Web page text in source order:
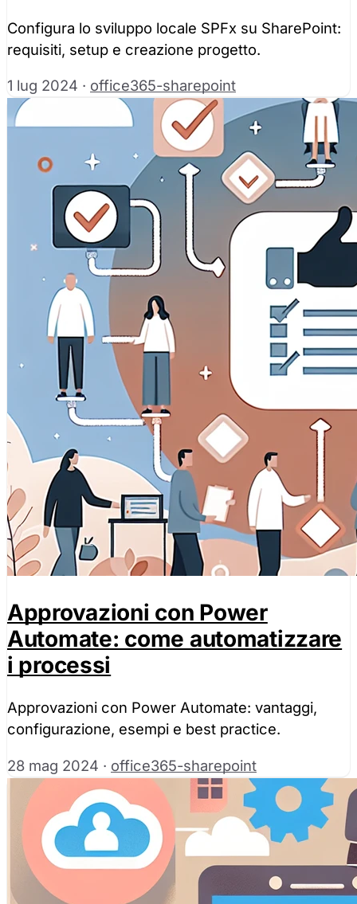
Configura lo sviluppo locale SPFx su SharePoint:
requisiti, setup e creazione progetto.
1 lug 2024 · office365-sharepoint
Approvazioni con Power
Automate: come automatizzare
i processi
Approvazioni con Power Automate: vantaggi,
configurazione, esempi e best practice.
28 mag 2024 · office365-sharepoint